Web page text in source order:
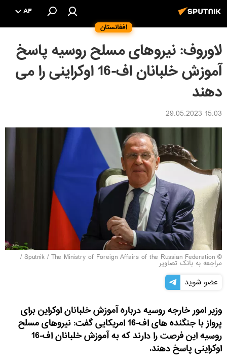
افغانستان
AF
لاوروف: نیروهای مسلح روسیه پاسخ
آموزش خلبانان اف-16 اوکراینی را می
دهند
15:03 29.05.2023
© Sputnik / The Ministry of Foreign Affairs of the Russian Federation
/ مراجعه به بانک تصاویر
عضو شوید
وزیر امور خارجه روسیه درباره آموزش خلبانان اوکراین برای
پرواز با جنگنده های اف-16 امریکایی گفت: نیروهای مسلح
روسیه این فرصت را دارند که به آموزش خلبانان اف-16
اوکراینی پاسخ دهند.